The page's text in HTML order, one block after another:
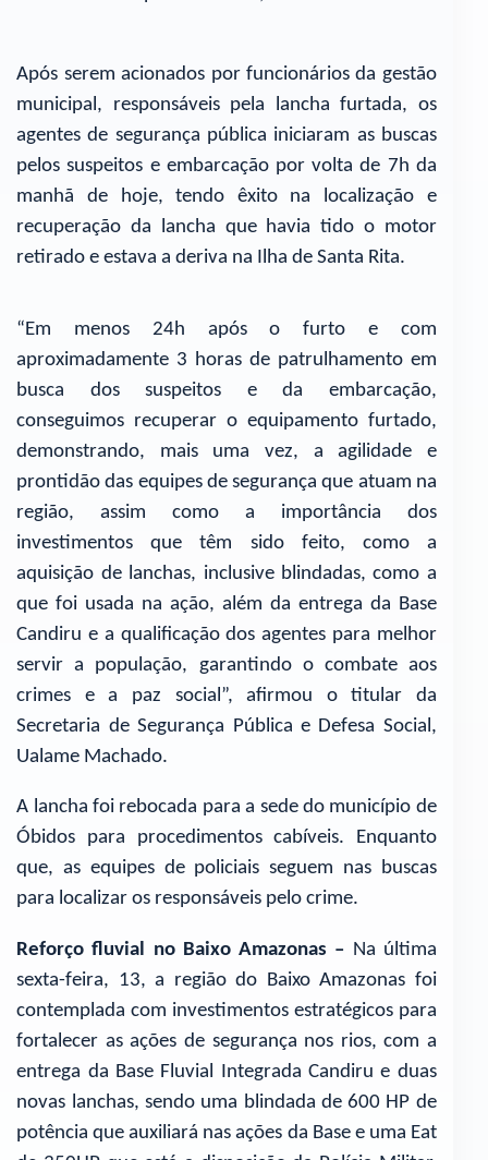
Após serem acionados por funcionários da gestão
municipal, responsáveis pela lancha furtada, os
agentes de segurança pública iniciaram as buscas
pelos suspeitos e embarcação por volta de 7h da
manhã de hoje, tendo êxito na localização e
recuperação da lancha que havia tido o motor
retirado e estava a deriva na Ilha de Santa Rita.
“Em menos 24h após o furto e com
aproximadamente 3 horas de patrulhamento em
busca dos suspeitos e da embarcação,
conseguimos recuperar o equipamento furtado,
demonstrando, mais uma vez, a agilidade e
prontidão das equipes de segurança que atuam na
região, assim como a importância dos
investimentos que têm sido feito, como a
aquisição de lanchas, inclusive blindadas, como a
que foi usada na ação, além da entrega da Base
Candiru e a qualificação dos agentes para melhor
servir a população, garantindo o combate aos
crimes e a paz social”, afirmou o titular da
Secretaria de Segurança Pública e Defesa Social,
Ualame Machado.
A lancha foi rebocada para a sede do município de
Óbidos para procedimentos cabíveis. Enquanto
que, as equipes de policiais seguem nas buscas
para localizar os responsáveis pelo crime.
Reforço fluvial no Baixo Amazonas – Na última
sexta-feira, 13, a região do Baixo Amazonas foi
contemplada com investimentos estratégicos para
fortalecer as ações de segurança nos rios, com a
entrega da Base Fluvial Integrada Candiru e duas
novas lanchas, sendo uma blindada de 600 HP de
potência que auxiliará nas ações da Base e uma Eat